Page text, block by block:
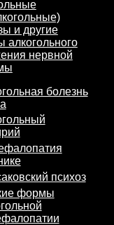
и другие
нервной
болезнь
психоз
формы